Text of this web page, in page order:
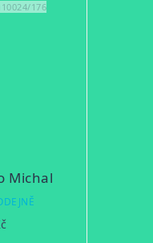
Michal
176